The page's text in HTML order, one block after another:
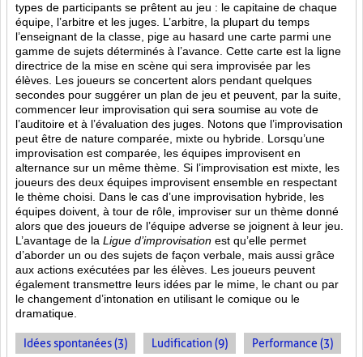
types de participants se prêtent au jeu : le capitaine de chaque
équipe, l’arbitre et les juges. L’arbitre, la plupart du temps
l’enseignant de la classe, pige au hasard une carte parmi une
gamme de sujets déterminés à l’avance. Cette carte est la ligne
directrice de la mise en scène qui sera improvisée par les
élèves. Les joueurs se concertent alors pendant quelques
secondes pour suggérer un plan de jeu et peuvent, par la suite,
commencer leur improvisation qui sera soumise au vote de
l’auditoire et à l’évaluation des juges. Notons que l’improvisation
peut être de nature comparée, mixte ou hybride. Lorsqu’une
improvisation est comparée, les équipes improvisent en
alternance sur un même thème. Si l’improvisation est mixte, les
joueurs des deux équipes improvisent ensemble en respectant
le thème choisi. Dans le cas d’une improvisation hybride, les
équipes doivent, à tour de rôle, improviser sur un thème donné
alors que des joueurs de l’équipe adverse se joignent à leur jeu.
L’avantage de la Ligue d’improvisation est qu’elle permet
d’aborder un ou des sujets de façon verbale, mais aussi grâce
aux actions exécutées par les élèves. Les joueurs peuvent
également transmettre leurs idées par le mime, le chant ou par
le changement d’intonation en utilisant le comique ou le
dramatique.
Idées spontanées (3) Ludification (9) Performance (3)